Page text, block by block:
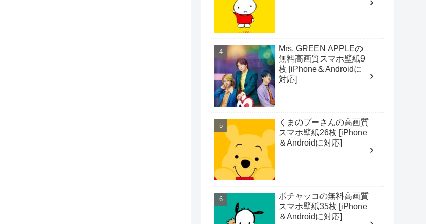
Mrs. GREEN APPLEの
無料高画質スマホ壁紙9
枚 [iPhone＆Androidに
対応]
くまのプーさんの高画質
スマホ壁紙26枚 [iPhone
＆Androidに対応]
ポチャッコの無料高画質
スマホ壁紙35枚 [iPhone
＆Androidに対応]